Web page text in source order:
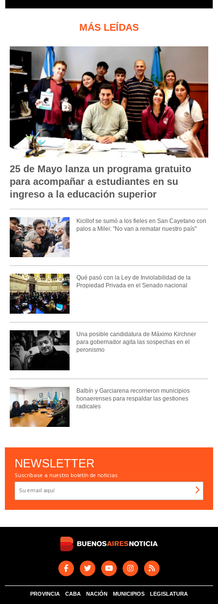
MÁS LEÍDAS
25 de Mayo lanza un programa gratuito
para acompañar a estudiantes en su
ingreso a la educación superior
Kicillof se sumó a los fieles en San Cayetano con
palos a Milei: "No van a rematar nuestro país"
Qué pasó con la Ley de Inviolabilidad de la
Propiedad Privada en el Senado nacional
Una posible candidatura de Máximo Kirchner
para gobernador agita las sospechas en el
peronismo
Balbín y Garciarena recorrieron municipios
bonaerenses para respaldar las gestiones
radicales
NEWSLETTER
Suscríbase a nuestro boletín de noticias
PROVINCIA CABA NACIÓN MUNICIPIOS LEGISLATURA